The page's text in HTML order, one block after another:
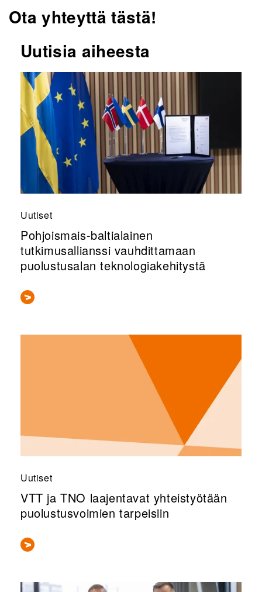
Ota yhteyttä tästä!
Uutisia aiheesta
Uutiset
Pohjoismais-baltialainen
tutkimusallianssi vauhdittamaan
puolustusalan teknologiakehitystä
Uutiset
VTT ja TNO laajentavat yhteistyötään
puolustusvoimien tarpeisiin